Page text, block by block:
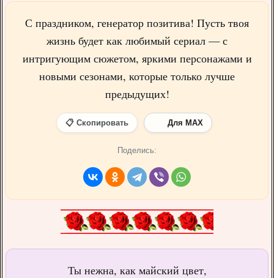
С праздником, генератор позитива! Пусть твоя
жизнь будет как любимый сериал — с
интригующим сюжетом, яркими персонажами и
новыми сезонами, которые только лучше
предыдущих!
📋 Скопировать Для MAX
Поделись:
Ты нежна, как майский цвет,